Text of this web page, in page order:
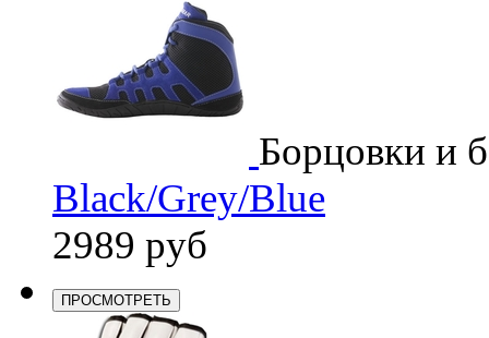
Борцовки и
Black/Grey/Blue
2989 руб
ПРОСМОТРЕТЬ